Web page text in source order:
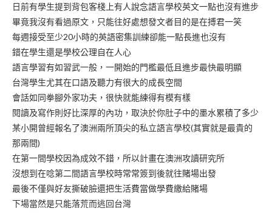
日前有學生提到背包客棧上有人說念語言學校英文一點也沒有進步
畢竟我沒有看過原文，只能往好處想發文者目的是在搏君一笑
每週接受至少20小時的英語密集訓練卻能一點長進也沒有
錯在學生還是學校公理自在人心
語言學習有如習武一般，一開始的門檻最低且進步最快最明顯
台灣學生尤其在口語及聽力有很大的成長空間
會話如同拳腳外家功夫，很快就能練得有模有樣
閱讀及寫作則好比深厚的內功，取決於你肚子中的墨水累積了多少
某小開曾經報名了澳洲兩所頂尖的私立語言學校(其實就是最貴的
那兩間)
在第一間學校因為成效不錯，所以計畫在澳洲攻讀研究所
沒想到在唸第二間語言學校時常常簽到後就往賭場出發
最後不僅與好友撕破臉還把生活費當做學費繳給賭場
下場當然是只能落荒而逃回台灣